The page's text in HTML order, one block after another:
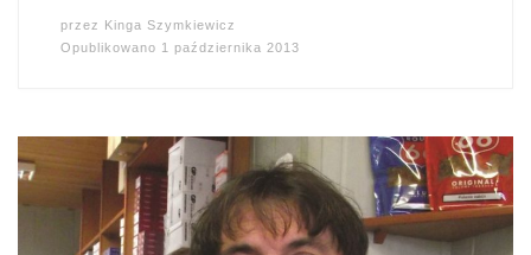
przez Kinga Szymkiewicz
Opublikowano 1 października 2013